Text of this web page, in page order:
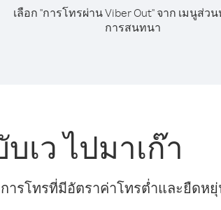
เลือก "การโทรผ่าน Viber Out" จาก เมนูส่ว
การสนทนา
เว ไปมาเก๊า
ารโทรที่มีอัตราค่าโทรต่ำและยืดห